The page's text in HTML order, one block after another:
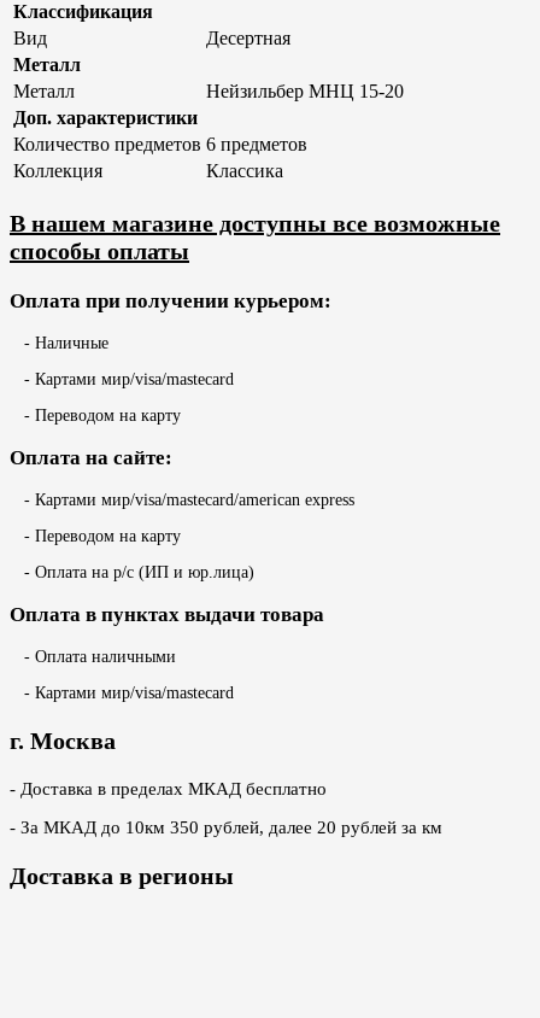
Классификация
Вид
Десертная
Металл
Металл
Нейзильбер МНЦ 15-20
Доп. характеристики
Количество предметов 6 предметов
Коллекция
Классика
В нашем магазине доступны все возможные
способы оплаты
Оплата при получении курьером:
- Наличные
- Картами мир/visa/mastecard
- Переводом на карту
Оплата на сайте:
- Картами мир/visa/mastecard/american express
- Переводом на карту
- Оплата на р/с (ИП и юр.лица)
Оплата в пунктах выдачи товара
- Оплата наличными
- Картами мир/visa/mastecard
г. Москва
- Доставка в пределах МКАД бесплатно
- За МКАД до 10км 350 рублей, далее 20 рублей за км
Доставка в регионы